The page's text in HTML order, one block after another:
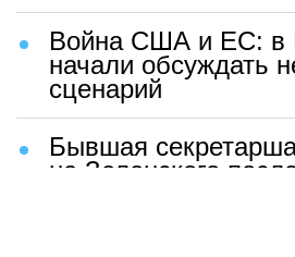
Война США и ЕС: в
начали обсуждать
сценарий
Бывшая
на Зеленского